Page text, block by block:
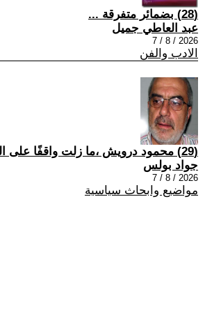
(28) بضمائر متفرقة ...
عبد العاطي جميل
2026 / 8 / 7
الادب والفن
(29) محمود درويش ،ما زلت واقفًا على الريح بيننا
جواد بولس
2026 / 8 / 7
مواضيع وابحاث سياسية